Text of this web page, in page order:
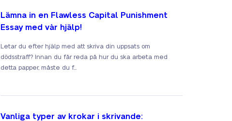
Lämna in en Flawless Capital Punishment
Essay med vår hjälp!
Letar du efter hjälp med att skriva din uppsats om
dödsstraff? Innan du får reda på hur du ska arbeta med
detta papper, måste du f...
Vanliga typer av krokar i skrivande: